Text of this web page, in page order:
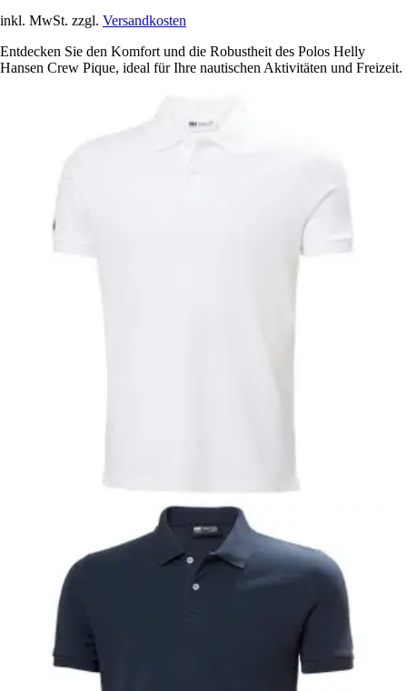
inkl. MwSt. zzgl. Versandkosten
Entdecken Sie den Komfort und die Robustheit des Polos Helly
Hansen Crew Pique, ideal für Ihre nautischen Aktivitäten und Freizeit.